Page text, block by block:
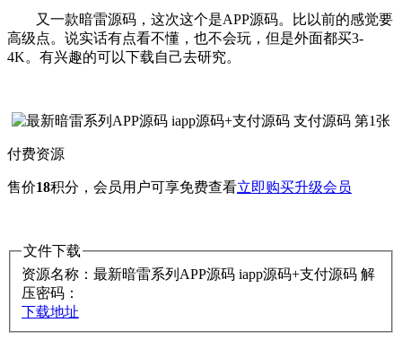
又一款暗雷源码，这次这个是APP源码。比以前的感觉要
高级点。说实话有点看不懂，也不会玩，但是外面都买3-
4K。有兴趣的可以下载自己去研究。
付费资源
售价18积分 ，会员用户可享免费查看立即购买升级会员
文件下载
资源名称：最新暗雷系列APP源码 iapp源码+支付源码 解
压密码：
下载地址